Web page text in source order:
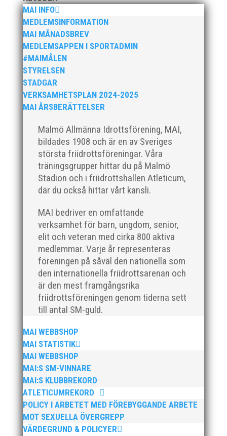
MAI INFO
MEDLEMSINFORMATION
MAI MÅNADSBREV
MEDLEMSAPPEN I SPORTADMIN
#MAIMÅLEN
STYRELSEN
STADGAR
VERKSAMHETSPLAN 2024-2025
MAI ÅRSBERÄTTELSER
Malmö Allmänna Idrottsförening, MAI,
bildades 1908 och är en av Sveriges
största friidrottsföreningar. Våra
träningsgrupper hittar du på Malmö
Stadion och i friidrottshallen Atleticum,
där du också hittar vårt kansli.
MAI bedriver en omfattande
verksamhet för barn, ungdom, senior,
elit och veteran med cirka 800 aktiva
medlemmar. Varje år representeras
föreningen på såväl den nationella som
den internationella friidrottsarenan och
är den mest framgångsrika
friidrottsföreningen genom tiderna sett
till antal SM-guld.
MAI WEBBSHOP
MAI STATISTIK
MAI WEBBSHOP
MAI:S SM-VINNARE
MAI:S KLUBBREKORD
ATLETICUMREKORD
POLICY I ARBETET MED FÖREBYGGANDE ARBETE
MOT SEXUELLA ÖVERGREPP
VÄRDEGRUND & POLICYER
Bild 2, från vänster: Johan Färemo, Alice Gossner,
Daniel Johansson, Yvonne Gossner Vår
motionsgrupp MAI RUNNERS dominerade
Kalkbrottsloppets damklass. Alice Gossner vann och
Maria Wedgeworth knep bronsplatsen! Tvåa i loppet
blev Lisa Malmodin. Lisa sprang i...
Nationaldagen firade detta glada och positiva gäng i
som är en lagtävling för 13-14 åringar. Ett kval som
genomfördes tillsammans med IFK Ystad och IFK
Helsingborg. Tappra ungdomar som kämpade ihop i
både ur...